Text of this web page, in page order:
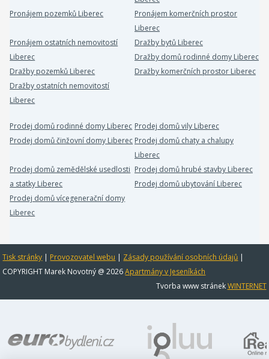
Pronájem pozemků Liberec
Pronájem komerčních prostor
Liberec
Pronájem ostatních nemovitostí
Liberec
Dražby bytů Liberec
Dražby domů rodinné domy Liberec
Dražby pozemků Liberec
Dražby komerčních prostor Liberec
Dražby ostatních nemovitostí
Liberec
Prodej domů rodinné domy Liberec Prodej domů vily Liberec
Prodej domů činžovní domy Liberec Prodej domů chaty a chalupy
Liberec
Prodej domů zemědělské usedlosti
a statky Liberec
Prodej domů hrubé stavby Liberec
Prodej domů ubytování Liberec
Prodej domů vícegenerační domy
Liberec
Tisk stránky | Provozovatel webu | Zásady používání osobních údajů |
COPYRIGHT Marek Novotný @ 2026Apartmány v Jeseníkách
Tvorba www stránekWINTERNET